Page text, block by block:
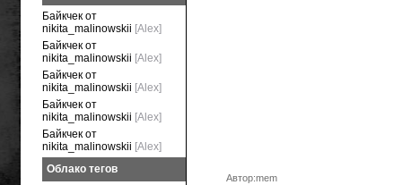
Автор:mem
Байкчек от
nikita_malinowskii [Alex]
Байкчек от
nikita_malinowskii [Alex]
Байкчек от
nikita_malinowskii [Alex]
Байкчек от
nikita_malinowskii [Alex]
Байкчек от
nikita_malinowskii [Alex]
Облако тегов